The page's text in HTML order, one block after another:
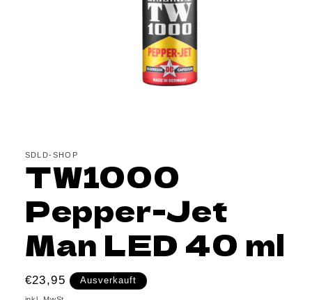
Modal
SDLD-SHOP
TW1000
Pepper-Jet
Man LED 40 ml
Normaler
Preis
€23,95 Ausverkauft